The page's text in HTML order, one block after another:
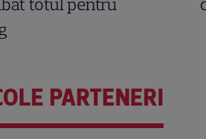
totul pentru
PARTENERI